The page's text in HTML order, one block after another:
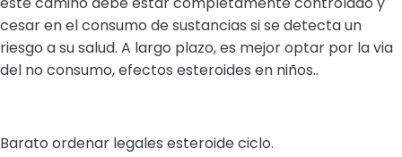
cesar en el consumo de sustancias si se detecta un
riesgo a su salud. A largo plazo, es mejor optar por la via
del no consumo, efectos esteroides en niños..
Barato ordenar legales esteroide ciclo.